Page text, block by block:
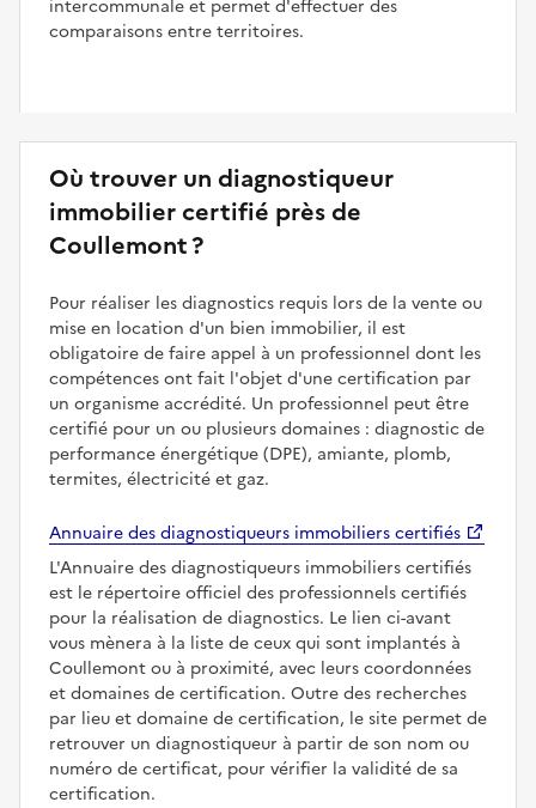
intercommunale et permet d'effectuer des
comparaisons entre territoires.
Où trouver un diagnostiqueur
immobilier certifié près de
Coullemont ?
Pour réaliser les diagnostics requis lors de la vente ou
mise en location d'un bien immobilier, il est
obligatoire de faire appel à un professionnel dont les
compétences ont fait l'objet d'une certification par
un organisme accrédité. Un professionnel peut être
certifié pour un ou plusieurs domaines : diagnostic de
performance énergétique (DPE), amiante, plomb,
termites, électricité et gaz.
Annuaire des diagnostiqueurs immobiliers certifiés
L'Annuaire des diagnostiqueurs immobiliers certifiés
est le répertoire officiel des professionnels certifiés
pour la réalisation de diagnostics. Le lien ci-avant
vous mènera à la liste de ceux qui sont implantés à
Coullemont ou à proximité, avec leurs coordonnées
et domaines de certification. Outre des recherches
par lieu et domaine de certification, le site permet de
retrouver un diagnostiqueur à partir de son nom ou
numéro de certificat, pour vérifier la validité de sa
certification.